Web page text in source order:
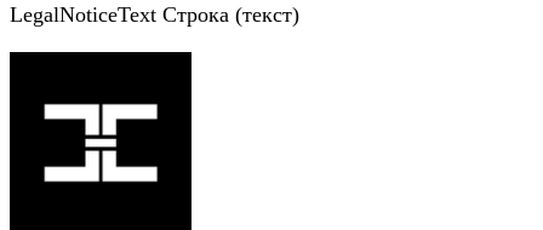
LegalNoticeText Строка (текст)